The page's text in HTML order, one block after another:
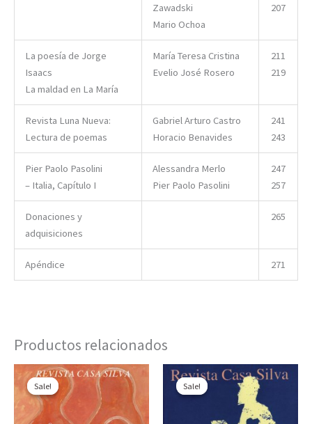
Zawadski
Mario Ochoa
207
La poesía de Jorge
Isaacs
La maldad en La María
María Teresa Cristina
Evelio José Rosero
211
219
Revista Luna Nueva:
Lectura de poemas
Gabriel Arturo Castro
Horacio Benavides
241
243
Pier Paolo Pasolini
– Italia, Capítulo I
Alessandra Merlo
Pier Paolo Pasolini
247
257
Donaciones y
adquisiciones
265
Apéndice 271
Productos relacionados
Sale!
Sale! Sale!
Sale!